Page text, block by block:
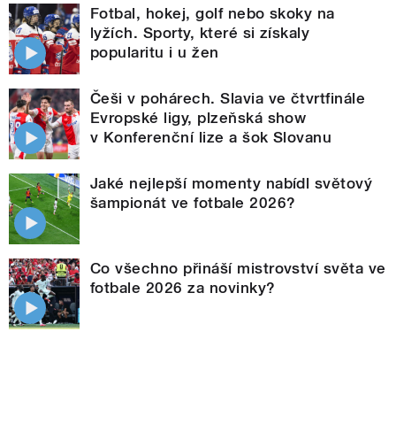
Fotbal, hokej, golf nebo skoky na
lyžích. Sporty, které si získaly
popularitu i u žen
Češi v pohárech. Slavia ve čtvrtfinále
Evropské ligy, plzeňská show
v Konferenční lize a šok Slovanu
Jaké nejlepší momenty nabídl světový
šampionát ve fotbale 2026?
Co všechno přináší mistrovství světa ve
fotbale 2026 za novinky?